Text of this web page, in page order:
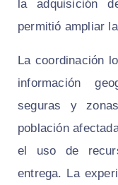
la adquisición
permitió ampliar
La coordinación
información
seguras y
población
el uso de
entrega. La